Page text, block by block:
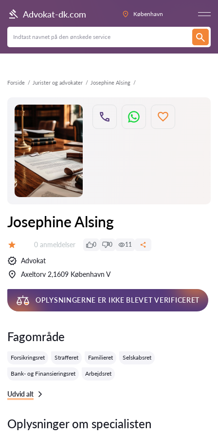
Advokat-dk.com København
Forside Jurister og advokater Josephine Alsing
Tilbage
Josephine Alsing
Anmeldelser:
0 anmeldelser 0 0 11
Advokat
Axeltorv 2,1609 København V
OPLYSNINGERNE ER IKKE BLEVET VERIFICERET
Fagområde
Forsikringsret Strafferet Familieret Selskabsret
Bank- og Finansieringsret Arbejdsret
Udvid alt
Oplysninger om specialisten